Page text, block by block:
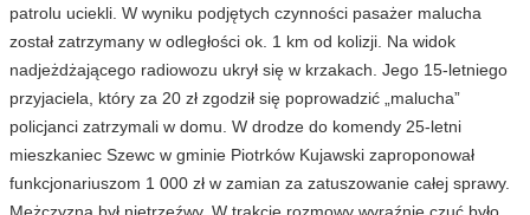
patrolu uciekli. W wyniku podjętych czynności pasażer malucha
został zatrzymany w odległości ok. 1 km od kolizji. Na widok
nadjeżdżającego radiowozu ukrył się w krzakach. Jego 15-letniego
przyjaciela, który za 20 zł zgodził się poprowadzić „malucha”
policjanci zatrzymali w domu. W drodze do komendy 25-letni
mieszkaniec Szewc w gminie Piotrków Kujawski zaproponował
funkcjonariuszom 1 000 zł w zamian za zatuszowanie całej sprawy.